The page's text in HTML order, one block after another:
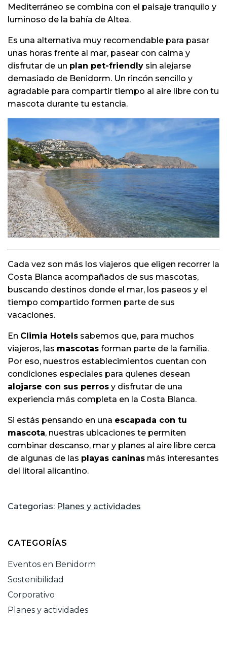
Mediterráneo se combina con el paisaje tranquilo y
luminoso de la bahía de Altea.
Es una alternativa muy recomendable para pasar
unas horas frente al mar, pasear con calma y
disfrutar de un plan pet-friendly sin alejarse
demasiado de Benidorm. Un rincón sencillo y
agradable para compartir tiempo al aire libre con tu
mascota durante tu estancia.
Cada vez son más los viajeros que eligen recorrer la
Costa Blanca acompañados de sus mascotas,
buscando destinos donde el mar, los paseos y el
tiempo compartido formen parte de sus
vacaciones.
En Climia Hotels sabemos que, para muchos
viajeros, las mascotas forman parte de la familia.
Por eso, nuestros establecimientos cuentan con
condiciones especiales para quienes desean
alojarse con sus perros y disfrutar de una
experiencia más completa en la Costa Blanca.
Si estás pensando en una escapada con tu
mascota, nuestras ubicaciones te permiten
combinar descanso, mar y planes al aire libre cerca
de algunas de las playas caninas más interesantes
del litoral alicantino.
Categorias: Planes y actividades
CATEGORÍAS
Eventos en Benidorm
Sostenibilidad
Corporativo
Planes y actividades